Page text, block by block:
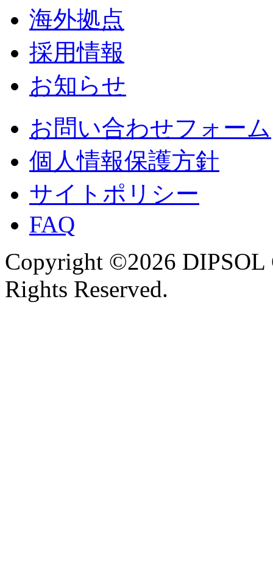
海外拠点
採用情報
お知らせ
お問い合わせフォーム
個人情報保護方針
サイトポリシー
FAQ
Copyright ©2026
Rights Reserved.